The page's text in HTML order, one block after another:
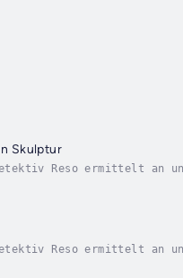
Skulptur
Reso ermittelt an
Reso ermittelt an